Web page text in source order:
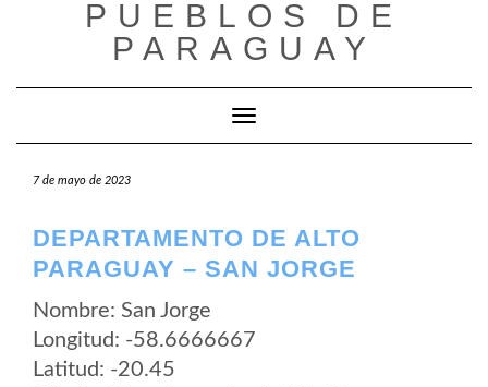
PUEBLOS DE
PARAGUAY
Cambiar modo de navegación
7 de mayo de 2023
DEPARTAMENTO DE ALTO
PARAGUAY – SAN JORGE
Nombre: San Jorge
Longitud: -58.6666667
Latitud: -20.45